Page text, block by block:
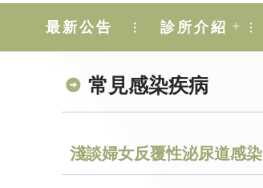
最新公告 診所介紹 +
常見感染疾病
淺談婦女反覆性泌尿道感染